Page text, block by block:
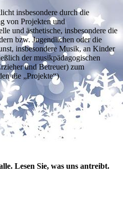
insbesondere durch die
von Projekten und
und ästhetische, insbesondere die
bzw. Jugendlichen oder die
insbesondere Musik, an Kinder
der musikpädagogischen
und Betreuer) zum
die „Projekte“)
Lesen Sie, was uns antreibt.